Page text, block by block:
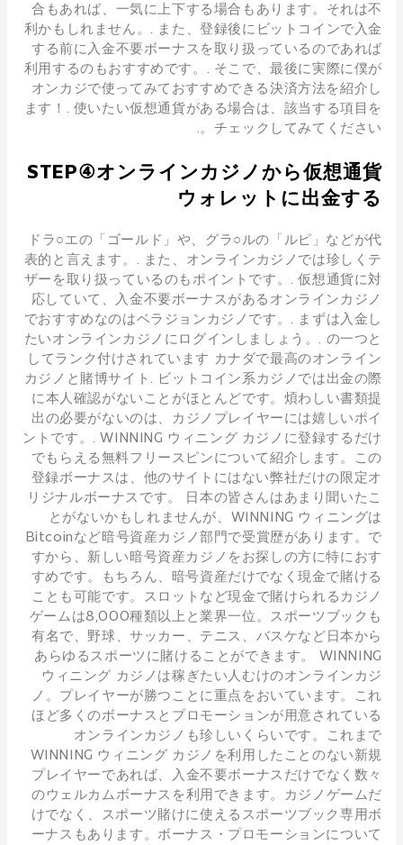
合もあれば、一気に上下する場合もあります。それは不
利かもしれません。. また、登録後にビットコインで入金
する前に入金不要ボーナスを取り扱っているのであれば
利用するのもおすすめです。. そこで、最後に実際に僕が
オンカジで使ってみておすすめできる決済方法を紹介し
ます！. 使いたい仮想通貨がある場合は、該当する項目を
チェックしてみてください。.
STEP④オンラインカジノから仮想通貨
ウォレットに出金する
ドラ○エの「ゴールド」や、グラ○ルの「ルピ」などが代
表的と言えます。. また、オンラインカジノでは珍しくテ
ザーを取り扱っているのもポイントです。. 仮想通貨に対
応していて、入金不要ボーナスがあるオンラインカジノ
でおすすめなのはベラジョンカジノです。. まずは入金し
たいオンラインカジノにログインしましょう。. の一つと
してランク付けされています カナダで最高のオンライン
カジノと賭博サイト. ビットコイン系カジノでは出金の際
に本人確認がないことがほとんどです。煩わしい書類提
出の必要がないのは、カジノプレイヤーには嬉しいポイ
ントです。. WINNING ウィニング カジノに登録するだけ
でもらえる無料フリースピンについて紹介します。この
登録ボーナスは、他のサイトにはない弊社だけの限定オ
リジナルボーナスです。 日本の皆さんはあまり聞いたこ
とがないかもしれませんが、WINNING ウィニングは
Bitcoinなど暗号資産カジノ部門で受賞歴があります。で
すから、新しい暗号資産カジノをお探しの方に特におす
すめです。もちろん、暗号資産だけでなく現金で賭ける
ことも可能です。スロットなど現金で賭けられるカジノ
ゲームは8,000種類以上と業界一位。スポーツブックも
有名で、野球、サッカー、テニス、バスケなど日本から
あらゆるスポーツに賭けることができます。 WINNING
ウィニング カジノは稼ぎたい人むけのオンラインカジ
ノ。プレイヤーが勝つことに重点をおいています。これ
ほど多くのボーナスとプロモーションが用意されている
オンラインカジノも珍しいくらいです。これまで
WINNING ウィニング カジノを利用したことのない新規
プレイヤーであれば、入金不要ボーナスだけでなく数々
のウェルカムボーナスを利用できます。カジノゲームだ
けでなく、スポーツ賭けに使えるスポーツブック専用ボ
ーナスもあります。ボーナス・プロモーションについて